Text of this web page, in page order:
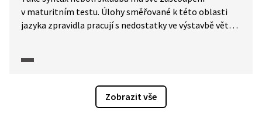
v maturitním testu. Úlohy směřované k této oblasti
jazyka zpravidla pracují s nedostatky ve výstavbě věty
ve výchozím textu. Jak může řešení takové úlohy
Zobrazit vše